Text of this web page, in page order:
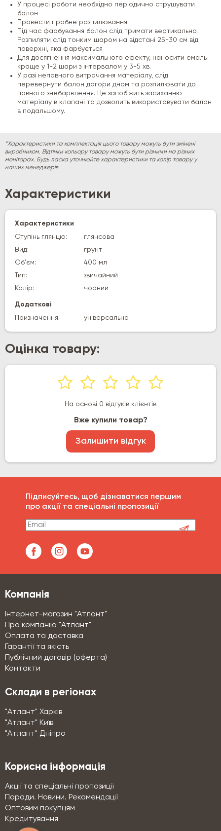
У процесі роботи необхідно періодично струшувати
балон
Провести пробне розпилювання
Під час фарбування балон слід тримати вертикально.
Розпиляти слід тонким шаром на відстані 25-30 см від
поверхні, яка фарбується
Для досягнення максимального ефекту, наносити емаль
краще у 1-2 шари з інтервалом у 3-5 хв.
У разі неповного витрачання матеріалу, слід
перевернути балон догори дном та розпилювати до
повного знебарвлення. Це запобіжить засиханню
матеріалу в клапані та дозволить використовувати балон
в подальшому.
*Характеристики та комплектація цього товару можуть бути змінені
виробником. Відтінки кольору товару можуть бути різними на різних
моніторах. Будь ласка уточнюйте характеристики та колір товару у
наших менеджерів.
Характеристики
Характеристики
Ступінь глянцю:
глянсова
Вид:
грунт
Об'єм:
400 мл
Тип:
звичайний
Колір:
чорний
Додаткові
Призначення:
універсальна
Оцінка товару:
На основі 0 відгуків клієнтів
Вже купили товар?
Залишити відгук
Підписуйтесь, щоб дізнаватися першим
про акції та спеціальні пропозиції
Компанія
Інтернет-магазин "Атлант"
Про компанію "Атлант"
Оплата та доставка
Гарантії та якість
Публічний договір (оферта)
Контакти
Склади в регіонах
"Атлант" Харків
"Атлант" Київ
"Атлант" Дніпро
Корисна інформація
Акції та спеціальні пропозиції
Поради. Новини. Рекомендації
Оптовим покупцям
Кредитування